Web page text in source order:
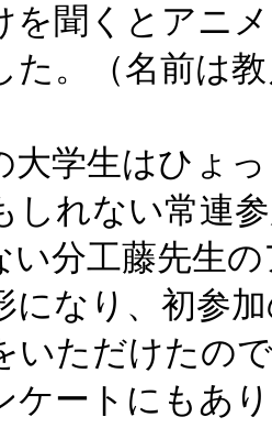
を聞くとアニ
た。（名前は
学生はひょ
しれない常連
分工藤先生
になり、初参
いただけたの
ケートにもあ